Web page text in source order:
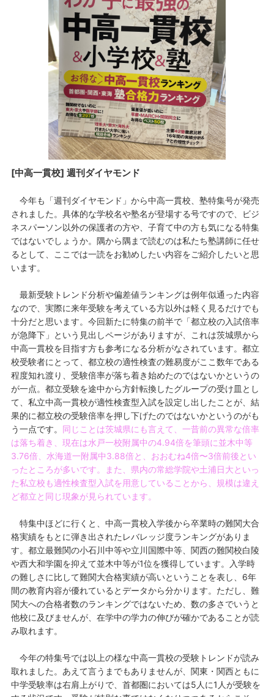
[中高一貫校] 週刊ダイヤモンド
今年も「週刊ダイヤモンド」から中高一貫校、塾特集号が発売
されました。具体的な学校名や塾名が登場する号ですので、ビジ
ネスパーソン以外の保護者の方や、子育て中の方も気になる特集
ではないでしょうか。隅から隅まで読むのは私たち塾講師に任せ
るとして、ここでは一読をお勧めしたい内容をご紹介したいと思
います。
最新受験トレンド分析や偏差値ランキングは例年似通った内容
なので、実際に来年受験を考えている方以外は軽く見るだけでも
十分だと思います。今回新たに特集の前半で「都立校の入試倍率
が急降下」という見出しページがありますが、これは茨城県から
中高一貫校を目指す方も参考になる分析がなされています。都立
校受験者にとって、都立校の適性検査の難易度がここ数年である
程度知れ渡り、受験倍率が落ち着き始めたのではないかというの
が一点。都立受験を途中から方針転換したグループの受け皿とし
て、私立中高一貫校が適性検査型入試を設定し出したことが、結
果的に都立校の受験倍率を押し下げたのではないかというのがも
う一点です。 同じことは茨城県にも言えて、一昔前の異常な倍率
は落ち着き、現在は水戸一校附属中の4.94倍を筆頭に並木中等
3.76倍、水海道一附属中3.88倍と、おおむね4倍〜3倍前後とい
ったところが多いです。また、県内の常総学院や土浦日大といっ
た私立校も適性検査型入試を用意していることから、規模は違え
ど都立と同じ現象が見られています。
特集中ほどに行くと、中高一貫校入学後から卒業時の難関大合
格実績をもとに弾き出されたレバレッジ度ランキングがありま
す。都立最難関の小石川中等や立川国際中等、関西の難関校白陵
や西大和学園を抑えて並木中等が1位を獲得しています。入学時
の難しさに比して難関大合格実績が高いということを表し、6年
間の教育内容が優れているとデータから分かります。ただし、難
関大への合格者数のランキングではないため、数の多さでいうと
他校に及びませんが、在学中の学力の伸びが確かであることが読
み取れます。
今年の特集号では以上の様な中高一貫校の受験トレンドが読み
取れました。あえて言うまでもありませんが、関東・関西ともに
中学受験率は右肩上がりで、首都圏においては5人に1人が受験を